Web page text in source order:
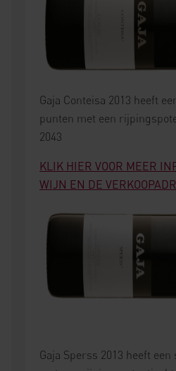
Gaja Conteisa 2013 heeft
punten met een
2043
KLIK HIER VOOR MEER
WIJN EN DE
Gaja Sperss 2013 heeft